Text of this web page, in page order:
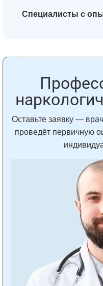
Специалисты с
Оставьте заявку —
проведёт первичную